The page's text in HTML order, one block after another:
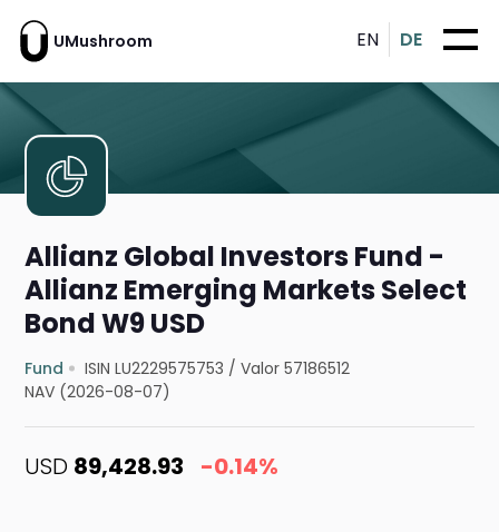
UMushroom EN DE
Allianz Global Investors Fund -
Allianz Emerging Markets Select
Bond W9 USD
Fund ISIN LU2229575753 /Valor 57186512
NAV (2026-08-07)
USD 89,428.93 -0.14%